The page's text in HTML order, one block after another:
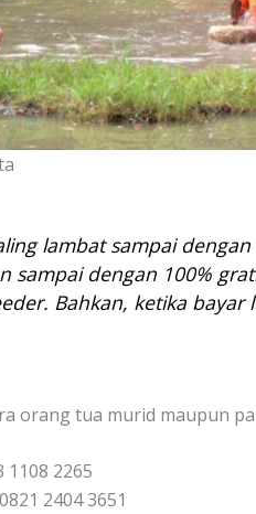
lambat sampai
sampai dengan 100%
Bahkan, ketika
orang tua murid maupun
1108 2265
2404 3651